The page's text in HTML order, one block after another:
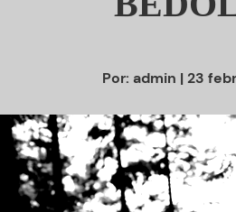
Por: admin | 23